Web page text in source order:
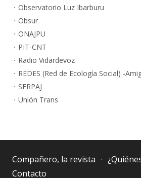
Observatorio Luz Ibarburu
Obsur
ONAJPU
PIT-CNT
Radio Vidardevoz
REDES (Red de Ecología Social) -
SERPAJ
Unión Trans
Compañero, la revista
Contacto